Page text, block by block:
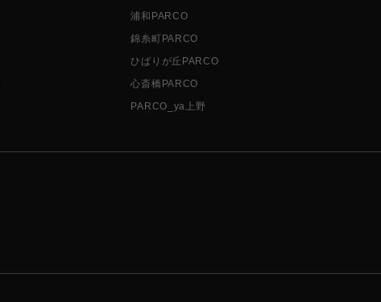
浦和PARCO
錦糸町PARCO
ひばりが丘PARCO
心斎橋PARCO
PARCO_ya上野